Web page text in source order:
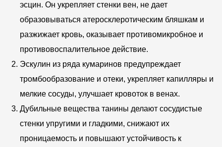
эсцин. Он укрепляет стенки вен, не дает
образовываться атеросклеротическим бляшкам и
разжижает кровь, оказывает противомикробное и
противовоспалительное действие.
Эскулин из ряда кумаринов предупреждает
тромбообразование и отеки, укрепляет капилляры и
мелкие сосуды, улучшает кровоток в венах.
Дубильные вещества танины делают сосудистые
стенки упругими и гладкими, снижают их
проницаемость и повышают устойчивость к